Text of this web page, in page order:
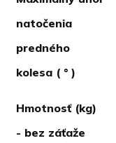
natočenia
predného
kolesa ( ° )
Hmotnosť (kg)
- bez záťaže